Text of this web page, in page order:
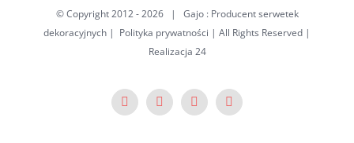
© Copyright 2012 -2026 | Gajo : Producent serwetek
dekoracyjnych | Polityka prywatności | All Rights Reserved |
Realizacja 24
Facebook
X PinterestYouTube